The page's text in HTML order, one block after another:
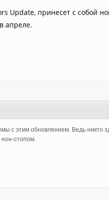
Update, принесет с собой
апреле.
с этим обновлением. Ведь никто
стопом.